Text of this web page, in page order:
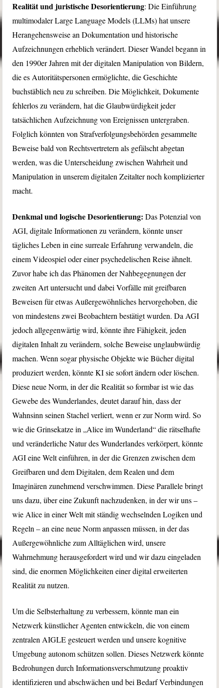
Realität und juristische Desorientierung: Die Einführung
multimodaler Large Language Models (LLMs) hat unsere
Herangehensweise an Dokumentation und historische
Aufzeichnungen erheblich verändert. Dieser Wandel begann in
den 1990er Jahren mit der digitalen Manipulation von Bildern,
die es Autoritätspersonen ermöglichte, die Geschichte
buchstäblich neu zu schreiben. Die Möglichkeit, Dokumente
fehlerlos zu verändern, hat die Glaubwürdigkeit jeder
tatsächlichen Aufzeichnung von Ereignissen untergraben.
Folglich könnten von Strafverfolgungsbehörden gesammelte
Beweise bald von Rechtsvertretern als gefälscht abgetan
werden, was die Unterscheidung zwischen Wahrheit und
Manipulation in unserem digitalen Zeitalter noch komplizierter
macht.
Denkmal und logische Desorientierung:Das Potenzial von
AGI, digitale Informationen zu verändern, könnte unser
tägliches Leben in eine surreale Erfahrung verwandeln, die
einem Videospiel oder einer psychedelischen Reise ähnelt.
Zuvor habe ich das Phänomen der Nahbegegnungen der
zweiten Art untersucht und dabei Vorfälle mit greifbaren
Beweisen für etwas Außergewöhnliches hervorgehoben, die
von mindestens zwei Beobachtern bestätigt wurden. Da AGI
jedoch allgegenwärtig wird, könnte ihre Fähigkeit, jeden
digitalen Inhalt zu verändern, solche Beweise unglaubwürdig
machen. Wenn sogar physische Objekte wie Bücher digital
produziert werden, könnte KI sie sofort ändern oder löschen.
Diese neue Norm, in der die Realität so formbar ist wie das
Gewebe des Wunderlandes, deutet darauf hin, dass der
Wahnsinn seinen Stachel verliert, wenn er zur Norm wird. So
wie die Grinsekatze in „Alice im Wunderland“ die rätselhafte
und veränderliche Natur des Wunderlandes verkörpert, könnte
AGI eine Welt einführen, in der die Grenzen zwischen dem
Greifbaren und dem Digitalen, dem Realen und dem
Imaginären zunehmend verschwimmen. Diese Parallele bringt
uns dazu, über eine Zukunft nachzudenken, in der wir uns –
wie Alice in einer Welt mit ständig wechselnden Logiken und
Regeln – an eine neue Norm anpassen müssen, in der das
Außergewöhnliche zum Alltäglichen wird, unsere
Wahrnehmung herausgefordert wird und wir dazu eingeladen
sind, die enormen Möglichkeiten einer digital erweiterten
Realität zu nutzen.
Um die Selbsterhaltung zu verbessern, könnte man ein
Netzwerk künstlicher Agenten entwickeln, die von einem
zentralen AIGLE gesteuert werden und unsere kognitive
Umgebung autonom schützen sollen. Dieses Netzwerk könnte
Bedrohungen durch Informationsverschmutzung proaktiv
identifizieren und abschwächen und bei Bedarf Verbindungen